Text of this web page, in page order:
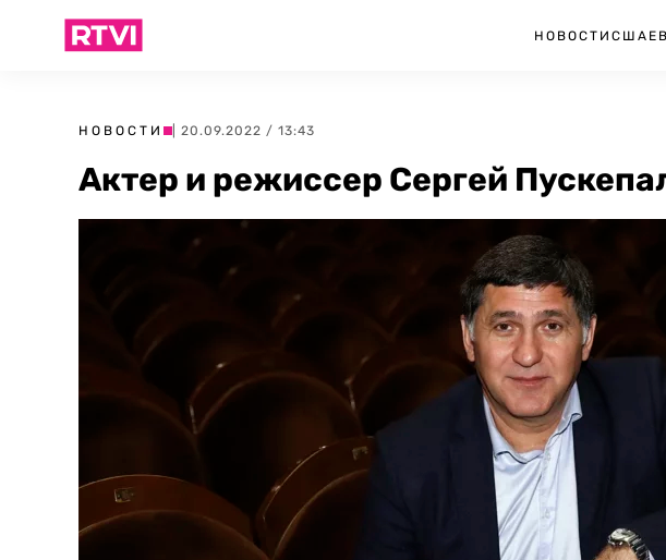
НОВОСТИ США
НОВОСТИ | 20.09.2022 / 13:43
Актер и режиссер Сергей